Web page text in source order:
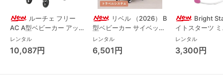
ルーチェ フリー
AC A型ベビーカー アッ
プリカ(Aprica) A型ベビ
ーカー アップリカ
(Aprica)
レンタル
10,087円
リベル （2026） B
型ベビーカー サイベック
ス(cybex)
レンタル
6,501円
Bright
イトスターツ
ス フォーエバ
レンド ジャン
パルー キッズ
レンタル
3,300円